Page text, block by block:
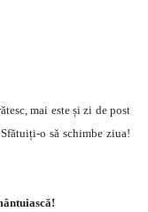
mai este și zi de post
o să schimbe ziua!